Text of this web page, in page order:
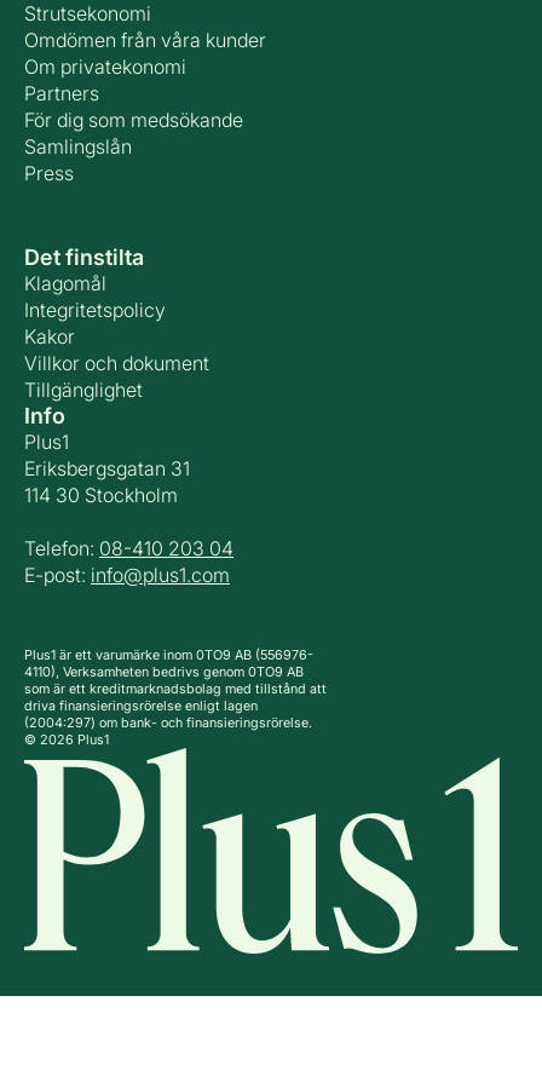
Plus1 är ett varumärke inom 0TO9 AB (556976-
4110), Verksamheten bedrivs genom 0TO9 AB
som är ett kreditmarknadsbolag med tillstånd att
driva finansieringsrörelse enligt lagen
(2004:297) om bank- och finansieringsrörelse.
© 2026 Plus1
Strutsekonomi
Omdömen från våra kunder
Om privatekonomi
Partners
För dig som medsökande
Samlingslån
Press
Det finstilta
Klagomål
Integritetspolicy
Kakor
Villkor och dokument
Tillgänglighet
Info
Plus1
Eriksbergsgatan 31
114 30 Stockholm
Telefon: 08-410 203 04
E-post: info@plus1.com